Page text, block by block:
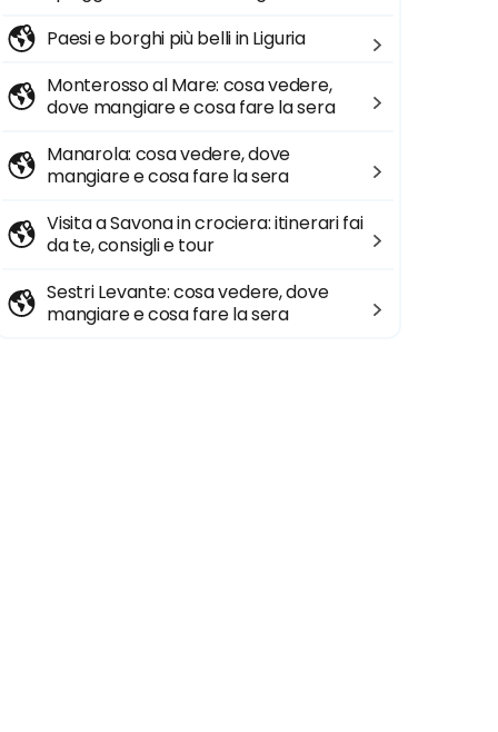
Paesi e borghi più belli in Liguria
Monterosso al Mare: cosa vedere,
dove mangiare e cosa fare la sera
Manarola: cosa vedere, dove
mangiare e cosa fare la sera
Visita a Savona in crociera: itinerari fai
da te, consigli e tour
Sestri Levante: cosa vedere, dove
mangiare e cosa fare la sera